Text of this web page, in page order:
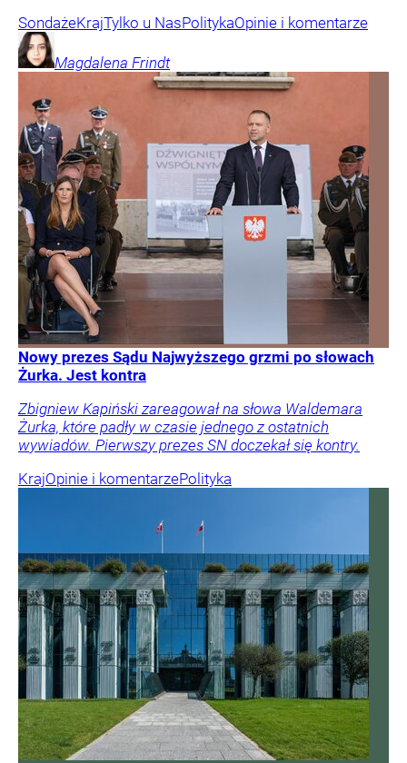
SondażeKrajTylko u NasPolitykaOpinie i komentarze
Magdalena Frindt
Nowy prezes Sądu Najwyższego grzmi po słowach
Żurka. Jest kontra
Zbigniew Kapiński zareagował na słowa Waldemara
Żurka, które padły w czasie jednego z ostatnich
wywiadów. Pierwszy prezes SN doczekał się kontry.
KrajOpinie i komentarzePolityka